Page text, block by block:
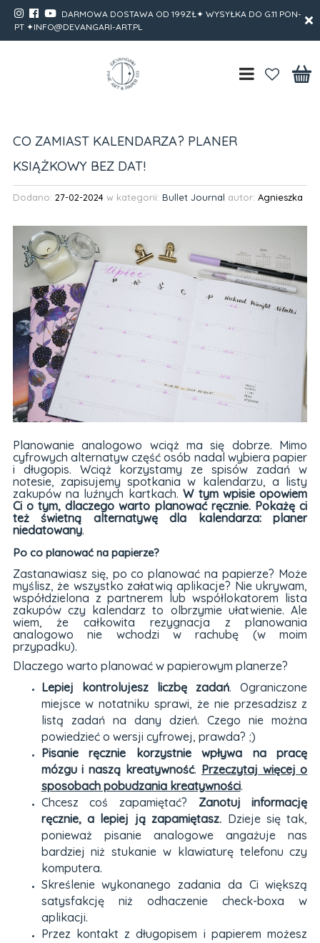
DARMOWA DOSTAWA OD 199ZŁ✦ WYSYŁKA DO G.11 PON-
PT ✦INFO@DEVANGARI-ART.PL
CO ZAMIAST KALENDARZA? PLANER
KSIĄŻKOWY BEZ DAT!
Dodano: 27-02-2024w kategorii: Bullet Journal autor: Agnieszka
Planowanie analogowo wciąż ma się dobrze. Mimo
cyfrowych alternatyw część osób nadal wybiera papier
i długopis. Wciąż korzystamy ze spisów zadań w
notesie, zapisujemy spotkania w kalendarzu, a listy
zakupów na luźnych kartkach.W tym wpisie opowiem
Ci o tym, dlaczego warto planować ręcznie. Pokażę ci
też świetną alternatywę dla kalendarza:planer
niedatowany.
Po co planować na papierze?
Zastanawiasz się, po co planować na papierze? Może
myślisz, że wszystko załatwią aplikacje? Nie ukrywam,
współdzielona z partnerem lub współlokatorem lista
zakupów czy kalendarz to olbrzymie ułatwienie. Ale
wiem, że całkowita rezygnacja z planowania
analogowo nie wchodzi w rachubę (w moim
przypadku).
Dlaczego warto planować w papierowym planerze?
Lepiej kontrolujesz liczbę zadań. Ograniczone
miejsce w notatniku sprawi, że nie przesadzisz z
listą zadań na dany dzień. Czego nie można
powiedzieć o wersji cyfrowej, prawda? ;)
Pisanie ręcznie korzystnie wpływa na pracę
mózgu i naszą kreatywność. Przeczytaj więcej o
sposobach pobudzania kreatywności.
Chcesz coś zapamiętać? Zanotuj informację
ręcznie, a lepiej ją zapamiętasz. Dzieje się tak,
ponieważ pisanie analogowe angażuje nas
bardziej niż stukanie w klawiaturę telefonu czy
komputera.
Skreślenie wykonanego zadania da Ci większą
satysfakcję niż odhaczenie check-boxa w
aplikacji.
Przez kontakt z długopisem i papierem możesz